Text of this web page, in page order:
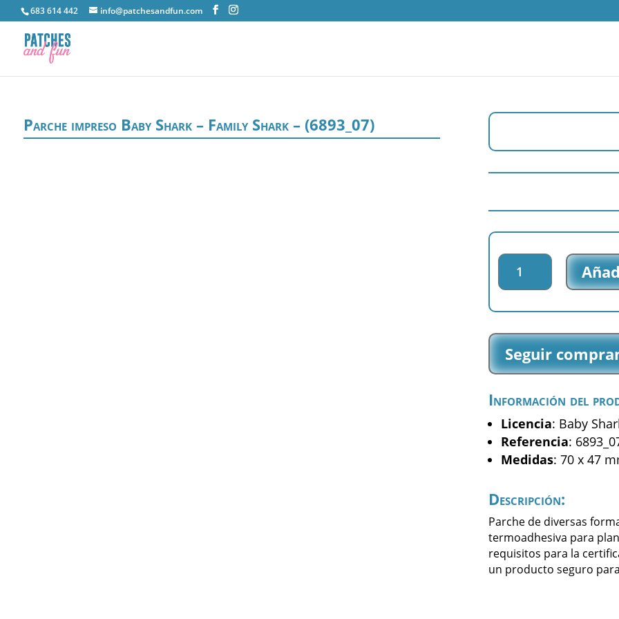
683 614 442 info@patchesandfun.com
Parche impreso Baby Shark – Family Shark – (6893_07)
Parche
impreso
Baby
Shark
Family
Shark
-
cantidad
Seguir
Información del
Licencia: Baby
Referencia:
Medidas: 70 x 47
Descripción:
Parche de diversas
termoadhesiva para
requisitos para la
un producto seguro